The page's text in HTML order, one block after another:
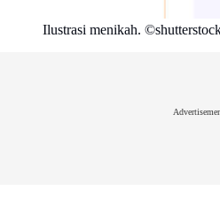
Ilustrasi menikah.